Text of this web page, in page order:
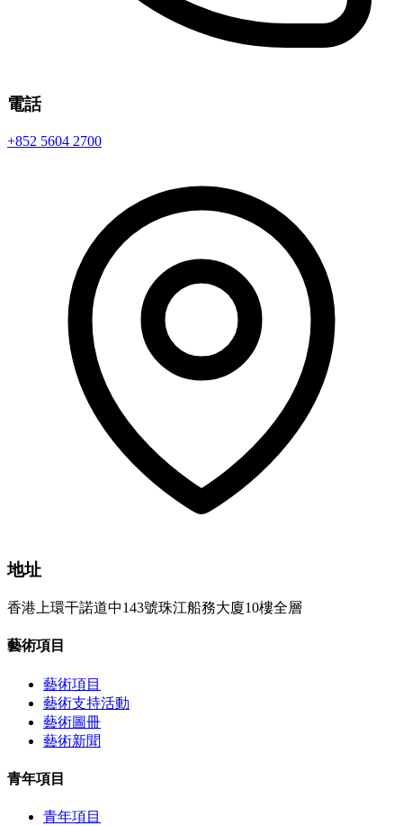
電話
+852 5604 2700
地址
香港上環干諾道中143號珠江船務大廈10樓全層
藝術項目
藝術項目
藝術支持活動
藝術圖冊
藝術新聞
青年項目
青年項目